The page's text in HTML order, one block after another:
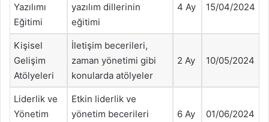
Yazılımı
Eğitimi
yazılım dillerinin
eğitimi
4 Ay 15/04/2024
Kişisel
Gelişim
Atölyeleri
İletişim becerileri,
zaman yönetimi gibi
konularda atölyeler
2 Ay 10/05/2024
Liderlik ve
Yönetim
Etkin liderlik ve
yönetim becerileri
6 Ay 01/06/2024